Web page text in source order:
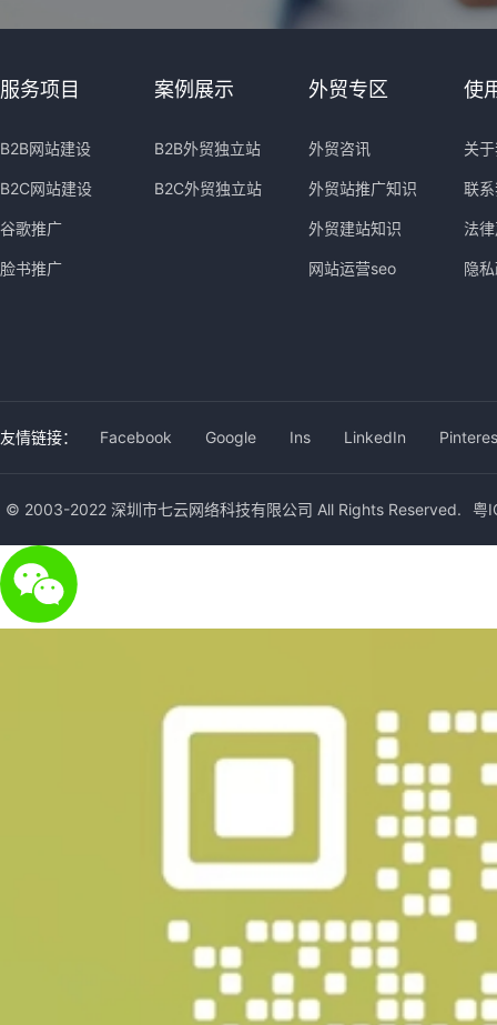
服务项目
B2B网站建设
B2C网站建设
谷歌推广
脸书推广
案例展示
B2B外贸独立站
B2C外贸独立站
外贸专区
外贸咨讯
外贸站推广知识
外贸建站知识
网站运营seo
使
关
联
法
隐
友情链接： Facebook Google Ins LinkedIn
© 2003-2022 深圳市七云网络科技有限公司 All Rights Reserved. 粤